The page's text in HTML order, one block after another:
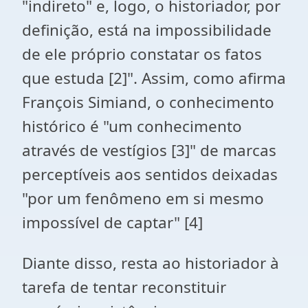
"indireto" e, logo, o historiador, por
definição, está na impossibilidade
de ele próprio constatar os fatos
que estuda [2]". Assim, como afirma
François Simiand, o conhecimento
histórico é "um conhecimento
através de vestígios [3]" de marcas
perceptíveis aos sentidos deixadas
"por um fenômeno em si mesmo
impossível de captar" [4]
Diante disso, resta ao historiador à
tarefa de tentar reconstituir